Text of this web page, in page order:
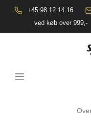
+45 98 12 14 16
ved køb over 999,-